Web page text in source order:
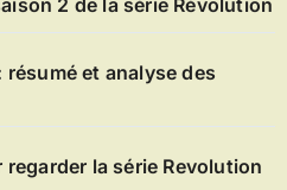
résumé et analyse des
la série Revolution